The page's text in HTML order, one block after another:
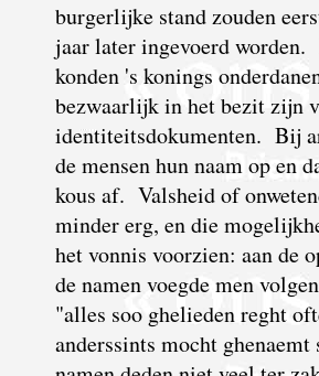
burgerlijke stand zouden
jaar later ingevoerd worden.
konden 's konings
bezwaarlijk in het bezit zijn
identiteitsdokumenten. Bij
de mensen hun naam op en
kous af. Valsheid of
minder erg, en die
het vonnis voorzien: aan de
de namen voegde men
"alles soo ghelieden reght
anderssints mocht ghenaemt